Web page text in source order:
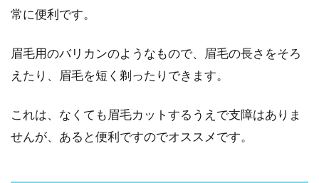
常に便利です。
眉毛用のバリカンのようなもので、眉毛の長さをそろ
えたり、眉毛を短く剃ったりできます。
これは、なくても眉毛カットするうえで支障はありま
せんが、あると便利ですのでオススメです。